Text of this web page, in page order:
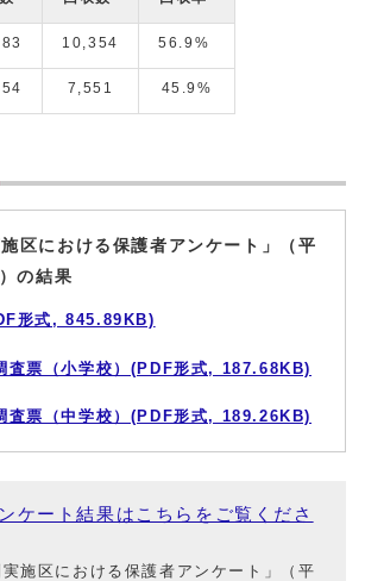
10,354 56.9%
7,551 45.9%
施区における保護者アンケート」（平
の結果
形式, 845.89KB)
査票（小学校）(PDF形式, 187.68KB)
査票（中学校）(PDF形式, 189.26KB)
ケート結果はこちらをご覧くださ
実施区における保護者アンケート」（平